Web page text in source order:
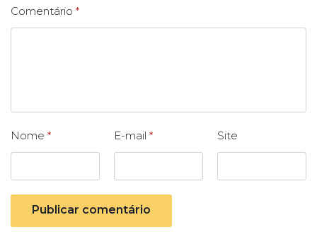
Comentário *
Nome * E-mail * Site